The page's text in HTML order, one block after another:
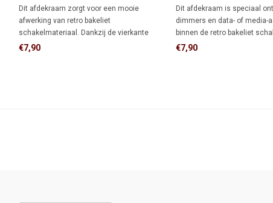
Dit afdekraam zorgt voor een mooie
afwerking van retro bakeliet
schakelmateriaal. Dankzij de vierkante
vorm biedt het meer dekking rondom de
€7,90
Dit afdekraam is speciaal
dimmers en data- of media-
binnen de retro bakeliet
serie. De vierkante vorm
€7,90